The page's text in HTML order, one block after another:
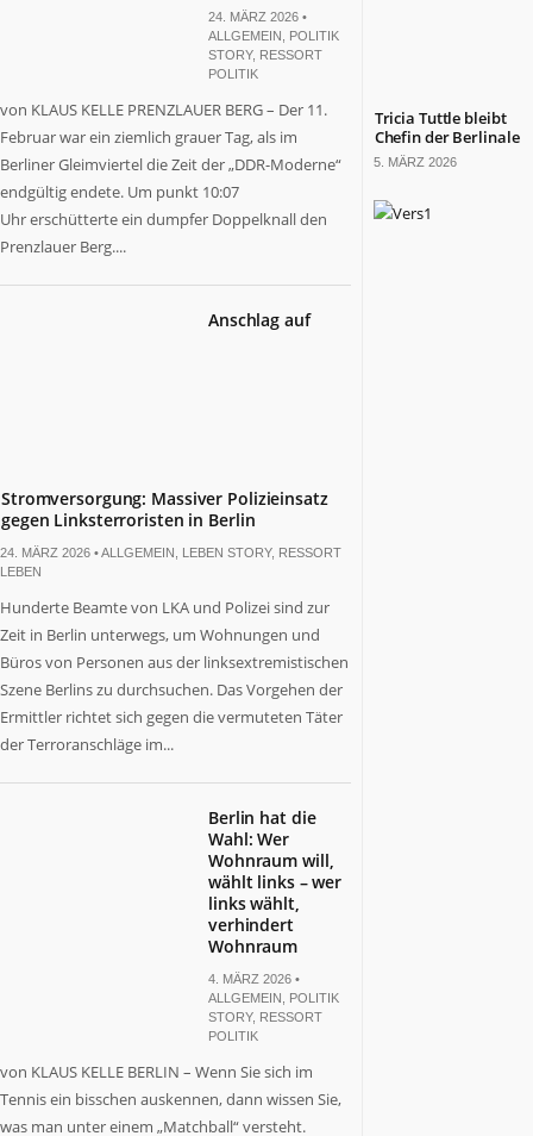
24. MÄRZ 2026 •
ALLGEMEIN
POLITIK
STORY, RESSORT
POLITIK
von KLAUS KELLE PRENZLAUER BERG – Der 11.
Februar war ein ziemlich grauer Tag, als im
Berliner Gleimviertel die Zeit der „DDR-Moderne“
endgültig endete. Um punkt 10:07
Uhr erschütterte ein dumpfer Doppelknall den
Prenzlauer Berg....
Anschlag auf
Stromversorgung: Massiver Polizieinsatz
gegen Linksterroristen in Berlin
24. MÄRZ 2026 •ALLGEMEIN LEBEN STORY, RESSORT
LEBEN
Hunderte Beamte von LKA und Polizei sind zur
Zeit in Berlin unterwegs, um Wohnungen und
Büros von Personen aus der linksextremistischen
Szene Berlins zu durchsuchen. Das Vorgehen der
Ermittler richtet sich gegen die vermuteten Täter
der Terroranschläge im...
Berlin hat die
Wahl: Wer
Wohnraum will,
wählt links – wer
links wählt,
verhindert
Wohnraum
4. MÄRZ 2026 •
ALLGEMEIN
POLITIK
STORY, RESSORT
POLITIK
von KLAUS KELLE BERLIN – Wenn Sie sich im
Tennis ein bisschen auskennen, dann wissen Sie,
was man unter einem „Matchball“ versteht.
Tricia Tuttle bleibt
Chefin der Berlinale
5. MÄRZ 2026